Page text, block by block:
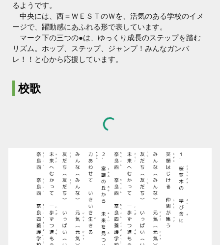
るようです。
中央には、西＝ＷＥＳＴのＷを、活気のある学校のイメ
ージで、躍動感にあふれる形で表しています。
マーク下の三つの●は、ゆっくり成長のステップを踏む
リズム。ホップ、ステップ、ジャンプ！みんなガンバ
レ！！と心から応援しています。
校歌